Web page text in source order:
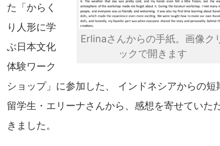
Erlinaさんからの手紙。画像ク
ックで開きます
た「からく
り人形に学
ぶ日本文化
体験ワーク
ショップ」に参加した、 インドネシアからの短
留学生・エリーナさんから、感想を寄せていた
きました。